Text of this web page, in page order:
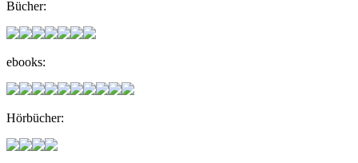
Bücher:
ebooks:
Hörbücher: